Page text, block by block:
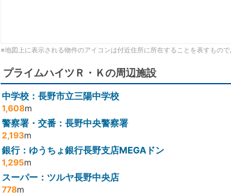
※地図上に表示される物件のアイコンは付近住所に所在することを表すもの
プライムハイツＲ・Ｋの周辺施設
中学校：長野市立三陽中学校
1,608m
警察署・交番：長野中央警察署
2,193m
銀行：ゆうちょ銀行長野支店MEGAドン
1,295m
スーパー：ツルヤ長野中央店
778m